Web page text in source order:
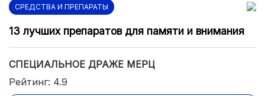
СРЕДСТВА И ПРЕПАРАТЫ
13 лучших препаратов для памяти и внимания
СПЕЦИАЛЬНОЕ ДРАЖЕ МЕРЦ
Рейтинг: 4.9